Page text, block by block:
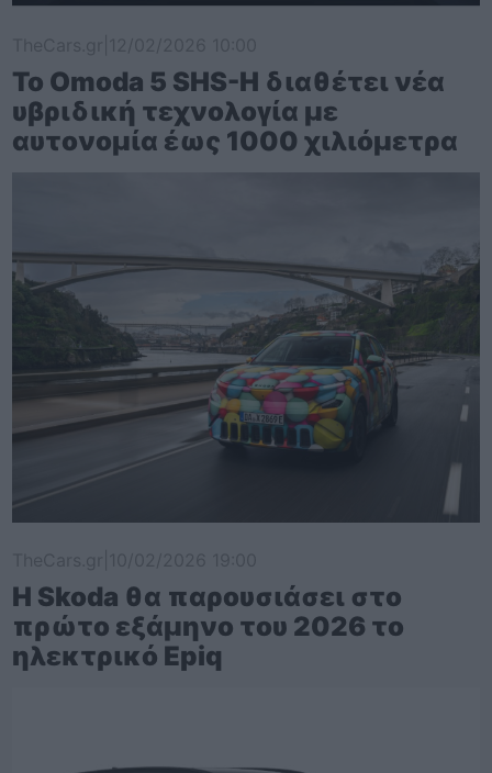
Το Omoda 5 SHS-H διαθέτει νέα
υβριδική τεχνολογία με
αυτονομία έως 1000 χιλιόμετρα
Η Skoda θα παρουσιάσει στο
πρώτο εξάμηνο του 2026 το
ηλεκτρικό Epiq